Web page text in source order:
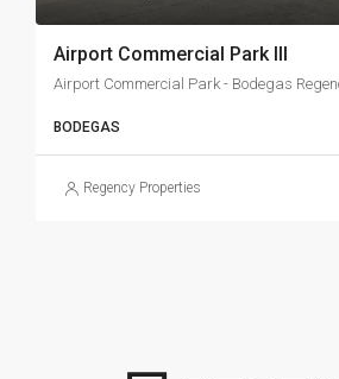
Airport Commercial Park III
Airport Commercial Park - Bodegas
BODEGAS
Regency Properties